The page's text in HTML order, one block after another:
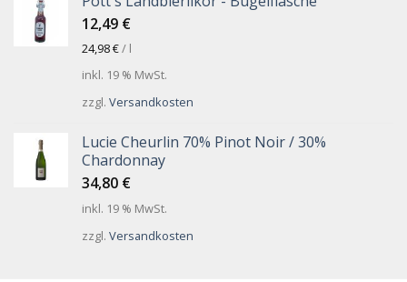
12,49 €
24,98€/ l
inkl. 19 % MwSt.
zzgl. Versandkosten
Lucie Cheurlin 70% Pinot Noir / 30%
Chardonnay
34,80 €
inkl. 19 % MwSt.
zzgl. Versandkosten